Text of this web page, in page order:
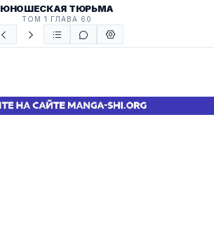
ЮНОШЕСКАЯ ТЮРЬМА
ТОМ 1 ГЛАВА 60